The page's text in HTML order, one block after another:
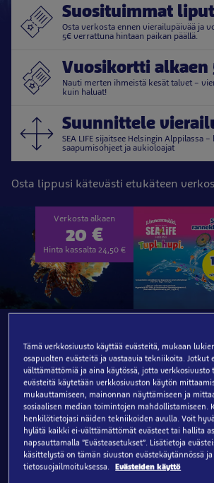
Suosituimmat liput
Osta verkosta ennen vierailupäivää ja
5€ verrattuna hintaan paikan päällä.
Vuosikortti alkaen
Nauti merten ihmeistä kesät talvet –
kuin haluat!
Suunnittele
SEA LIFE sijaitsee Helsingin Alppilassa
saapumisohjeet ja aukioloajat
Osta lippusi kätevästi etukäteen
Verkosta alkaen
20 €
Hinta kassalta 24,50 €
Osta lippusi
etukäteen verkosta
ja voit säästää
rahaa! Täältä näet
lippujen hinnat ja
voit heti varata
vierailuaikasi.
Kaikilla SEA LIFE-
Linnanmäen
rannekkeen
lippunipun
yhteydessä
-lippu vain
Myynnissä
LIFEn että
Linnanmäen
Tämä verkkosivusto käyttää evästeitä, mukaan
osapuolten evästeitä ja vastaavia tekniikoita. Jotkut
välttämättömiä ja aina käytössä, jotta verkkosivusto
evästeitä käytetään verkkosivuston käytön
mukauttamiseen, mainonnan näyttämiseen ja
sosiaalisen median toimintojen mahdollistamiseen.
henkilötietojasi näiden tekniikoiden avulla. Voit
hylätä kaikki ei-välttämättömät evästeet tai hallita
napsauttamalla ”Evästeasetukset”. Lisätietoja
käsittelystä on tämän sivuston evästekäytännössä ja
tietosuojailmoituksessa.
Evästeiden käyttö